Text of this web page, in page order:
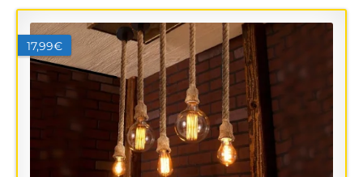
17,99€